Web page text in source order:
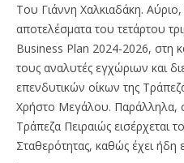
Του Γιάννη Χαλκιαδάκη.
αποτελέσματα του τετάρτου
Business Plan 2024-2026, στη
τους αναλυτές εγχώριων και
επενδυτικών οίκων της
Χρήστο Μεγάλου. Παράλληλα,
Τράπεζα Πειραιώς εισέρχεται
Σταθερότητας, καθώς έχει ήδη